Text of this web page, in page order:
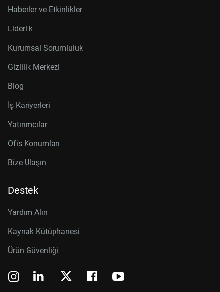
Haberler ve Etkinlikler
Liderlik
Kurumsal Sorumluluk
Gizlilik Merkezi
Blog
İş Kariyerleri
Yatırımcılar
Ofis Konumları
Bize Ulaşın
Destek
Yardım Alın
Kaynak Kütüphanesi
Ürün Güvenliği